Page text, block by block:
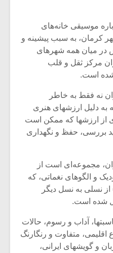
موسیقی خانه‌های
کرمان، به سبب پیشینه و
در میان همه شهرهای
مرکز ثقل و قلب
شده است.
نه فقط به خاطر
به دلیل ارزشهای هنری
از ارزشها که ممکن است
بررسی، حفظ و نگهداری
مجموعه‌ای است از
و الگوهای نغماتی، که
نسلی به نسل دیگر
شده است.
آداب و رسوم، حالات
اقلیمی، متفاوت و رنگارنگ
و گویشهای ایرانی،
موریس ژار